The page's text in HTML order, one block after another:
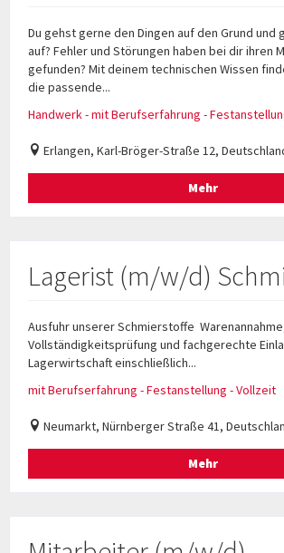
Du gehst gerne den Dingen auf den Grund und
auf? Fehler und Störungen haben bei dir ihren
gefunden? Mit deinem technischen Wissen
die passende...
Handwerk - mit Berufserfahrung -
Erlangen, Karl-Bröger-Straße 12,
Mehr
Lagerist (m/w/d)
Ausfuhr unserer Schmierstoffe
Vollständigkeitsprüfung und fachgerechte
Lagerwirtschaft einschließlich...
mit Berufserfahrung - Festanstellung - Vollzeit
Neumarkt, Nürnberger Straße 41,
Mehr